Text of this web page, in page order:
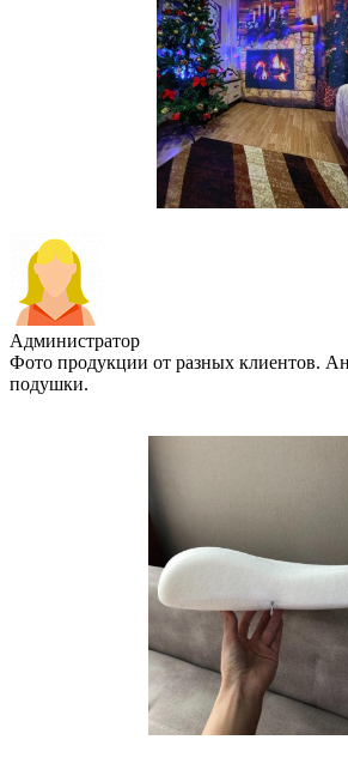
Администратор
Фото продукции от разных клиентов.
подушки.